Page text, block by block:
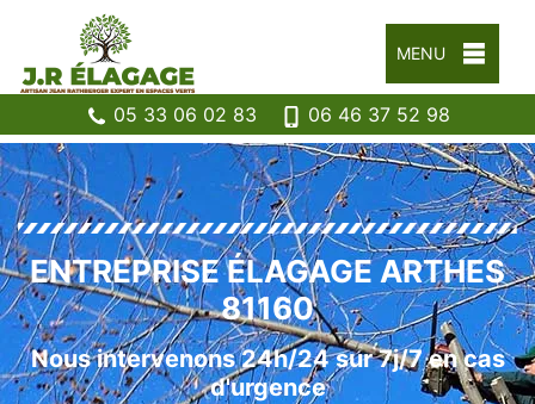
MENU
05 33 06 02 83 06 46 37 52 98
ENTREPRISE ÉLAGAGE ARTHES
81160
Nous intervenons 24h/24 sur 7j/7 en cas
d'urgence